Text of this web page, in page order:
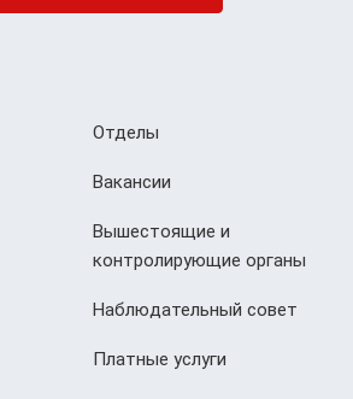
Отделы
Вакансии
Вышестоящие и
контролирующие органы
Наблюдательный совет
Платные услуги